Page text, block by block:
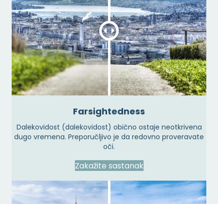
Farsightedness
Dalekovidost (dalekovidost) obično ostaje neotkrivena
dugo vremena. Preporučljivo je da redovno proveravate
oči.
Zakažite sastanak